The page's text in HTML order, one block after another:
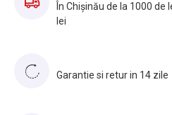
În Chișinău de la 1000 de
lei
Garantie si retur in 14 zile